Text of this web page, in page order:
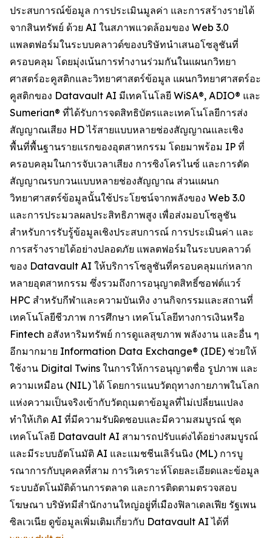
ประสบการณ์ข้อมูล การประเมินมูลค่า และการสร้างรายได้
จากสินทรัพย์ ด้วย AI ในสภาพแวดล้อมของ Web 3.0
แพลตฟอร์มในระบบคลาวด์ของบริษัทนำเสนอโซลูชันที่
ครอบคลุม โดยมุ่งเน้นการทำงานร่วมกันในแผนกวิทยา
ศาสตร์อะคูสติกและวิทยาศาสตร์ข้อมูล แผนกวิทยาศาสตร์อะ
คูสติกของ Datavault AI มีเทคโนโลยี WiSA®, ADIO® และ
Sumerian® ที่ได้รับการจดสิทธิบัตรและเทคโนโลยีการส่ง
สัญญาณเสียง HD ไร้สายแบบหลายช่องสัญญาณและเชิง
พื้นที่พื้นฐานรายแรกของอุตสาหกรรม โดยมาพร้อม IP ที่
ครอบคลุมในการจับเวลาเสียง การซิงโครไนซ์ และการตัด
สัญญาณรบกวนแบบหลายช่องสัญญาณ ส่วนแผนก
วิทยาศาสตร์ข้อมูลนั้นใช้ประโยชน์จากพลังของ Web 3.0
และการประมวลผลประสิทธิภาพสูง เพื่อส่งมอบโซลูชัน
สำหรับการรับรู้ข้อมูลเชิงประสบการณ์ การประเมินค่า และ
การสร้างรายได้อย่างปลอดภัย แพลตฟอร์มในระบบคลาวด์
ของ Datavault AI ให้บริการโซลูชันที่ครอบคลุมแก่หลาก
หลายอุตสาหกรรม ซึ่งรวมถึงการอนุญาตสิทธิ์ซอฟต์แวร์
HPC สำหรับกีฬาและความบันเทิง งานกิจกรรมและสถานที่
เทคโนโลยีชีวภาพ การศึกษา เทคโนโลยีทางการเงินหรือ
Fintech อสังหาริมทรัพย์ การดูแลสุขภาพ พลังงาน และอื่น ๆ
อีกมากมาย Information Data Exchange® (IDE) ช่วยให้
ใช้งาน Digital Twins ในการให้การอนุญาตชื่อ รูปภาพ และ
ความเหมือน (NIL) ได้ โดยการแนบวัตถุทางกายภาพในโลก
แห่งความเป็นจริงเข้ากับวัตถุเมตาข้อมูลที่ไม่เปลี่ยนแปลง
ทำให้เกิด AI ที่มีความรับผิดชอบและมีความสมบูรณ์ ชุด
เทคโนโลยี Datavault AI สามารถปรับแต่งได้อย่างสมบูรณ์
และมีระบบอัตโนมัติ AI และแมชชีนเลิร์นนิง (ML) การบู
รณาการกับบุคคลที่สาม การวิเคราะห์โดยละเอียดและข้อมูล
ระบบอัตโนมัติด้านการตลาด และการติดตามตรวจสอบ
โฆษณา บริษัทมีสำนักงานใหญ่อยู่ที่เมืองฟิลาเดลเฟีย รัฐเพน
ซิลเวเนีย ดูข้อมูลเพิ่มเติมเกี่ยวกับ Datavault AI ได้ที่